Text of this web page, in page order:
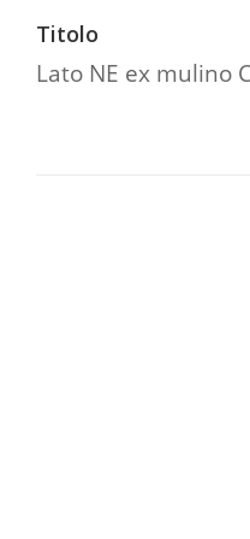
Titolo
Lato NE ex mulino